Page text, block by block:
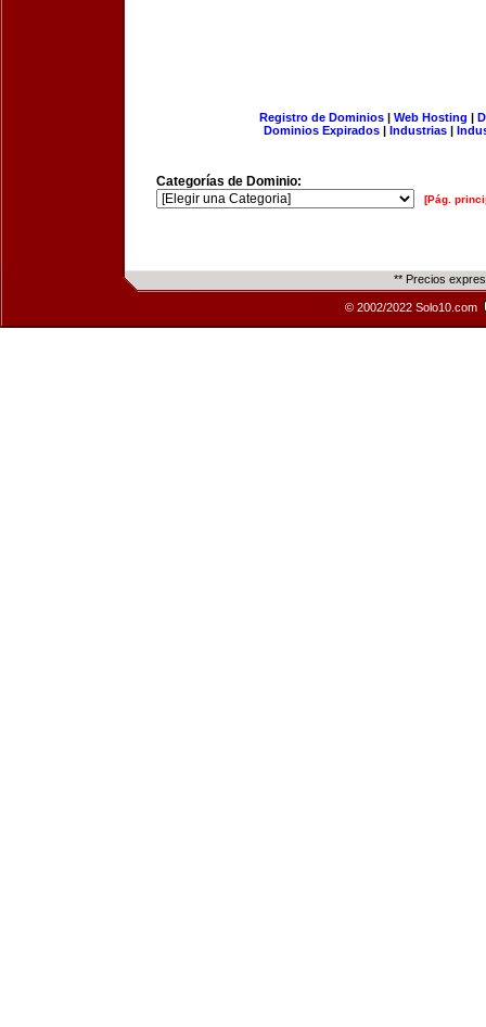
Registro de Dominios| Web Hosting |
Dominios Expirados | Industrias |
Categorías de Dominio:
[Pág.
** Precios
© 2002/2022 Solo10.com